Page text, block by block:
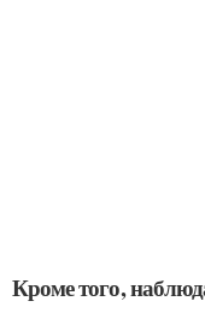
Кроме того,